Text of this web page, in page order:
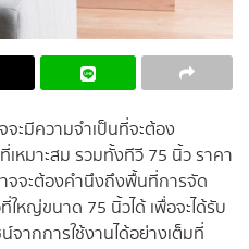
จะมีความจำเป็นที่จะต้อง
หมาะสม รวมทั้งทีวี 75 นิ้ว ราคา
าจจะต้องคำนึงถึงพื้นที่การจัด
ใหญ่ขนาด 75 นิ้วได้ เพื่อจะได้รับ
จากการใช้งานได้อย่างเต็มที่